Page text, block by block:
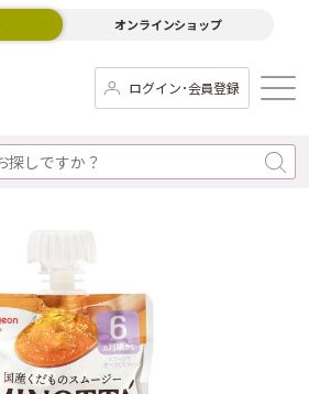
オンラインショップ
ログイン･会員登録